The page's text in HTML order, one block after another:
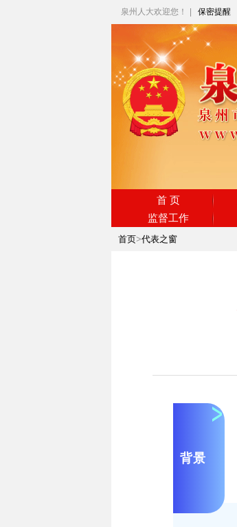
泉州人大欢迎您！ 保密提醒
首 页
监督工作
首页>代表之窗
背景